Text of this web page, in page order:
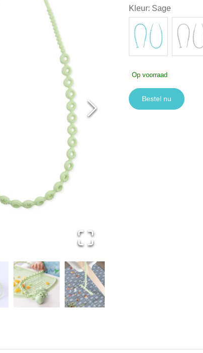
Kleur: Sage
Op voorraad
Bestel nu